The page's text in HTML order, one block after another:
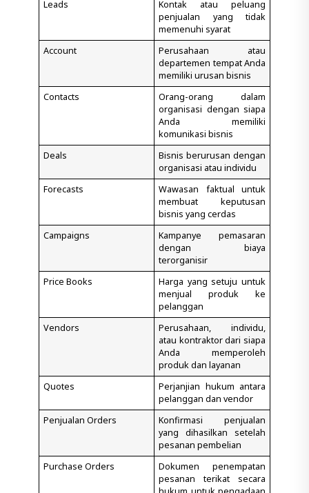
Leads
Kontak atau peluang
penjualan yang tidak
memenuhi syarat
Account
Perusahaan atau
departemen tempat Anda
memiliki urusan bisnis
Contacts
Orang-orang dalam
organisasi dengan siapa
Anda memiliki
komunikasi bisnis
Deals
Bisnis berurusan dengan
organisasi atau individu
Forecasts
Wawasan faktual untuk
membuat keputusan
bisnis yang cerdas
Campaigns
Kampanye pemasaran
dengan biaya
terorganisir
Price Books
Harga yang setuju untuk
menjual produk ke
pelanggan
Vendors
Perusahaan, individu,
atau kontraktor dari siapa
Anda memperoleh
produk dan layanan
Quotes
Perjanjian hukum antara
pelanggan dan vendor
Penjualan Orders
Konfirmasi penjualan
yang dihasilkan setelah
pesanan pembelian
Purchase Orders
Dokumen penempatan
pesanan terikat secara